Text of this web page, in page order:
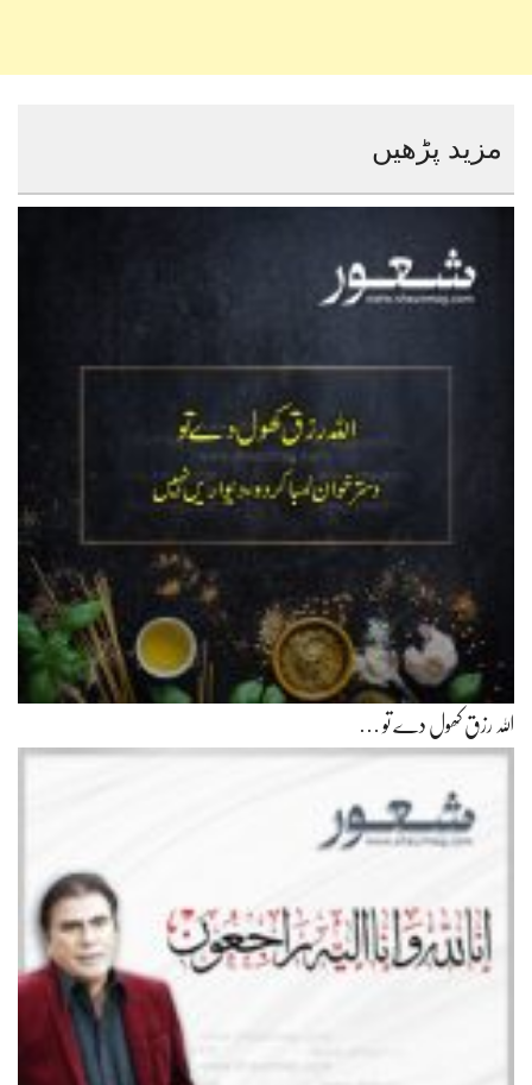
مزید پڑھیں
اللہ رزق کھول دے تو …